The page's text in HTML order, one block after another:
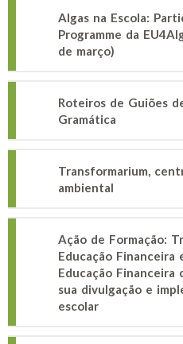
Algas na Escola:
Programme da
de março)
Roteiros de Guiões
Gramática
Transformarium,
ambiental
Ação de Formação:
Educação Financeira
Educação
sua divulgação e
escolar